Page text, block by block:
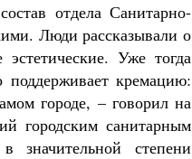
отдела Санитарно-
Люди рассказывали о
Уже тогда
поддерживает кремацию:
городе, – говорил на
городским санитарным
степени